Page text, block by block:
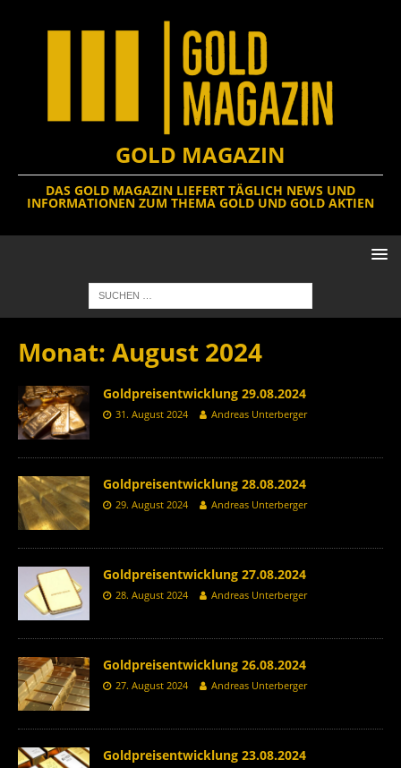
GOLD MAGAZIN
DAS GOLD MAGAZIN LIEFERT TÄGLICH NEWS UND
INFORMATIONEN ZUM THEMA GOLD UND GOLD AKTIEN
Monat: August 2024
Goldpreisentwicklung 29.08.2024
31. August 2024 Andreas Unterberger
Goldpreisentwicklung 28.08.2024
29. August 2024 Andreas Unterberger
Goldpreisentwicklung 27.08.2024
28. August 2024 Andreas Unterberger
Goldpreisentwicklung 26.08.2024
27. August 2024 Andreas Unterberger
Goldpreisentwicklung 23.08.2024